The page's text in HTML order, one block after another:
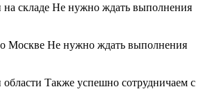
складе Не нужно ждать выполнения
Москве Не нужно ждать выполнения
Также успешно сотрудничаем с